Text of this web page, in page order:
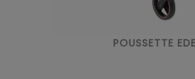
POUSSETTE